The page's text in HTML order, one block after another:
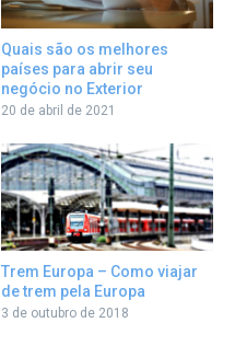
Quais são os melhores
países para abrir seu
negócio no Exterior
20 de abril de 2021
Trem Europa – Como viajar
de trem pela Europa
3 de outubro de 2018